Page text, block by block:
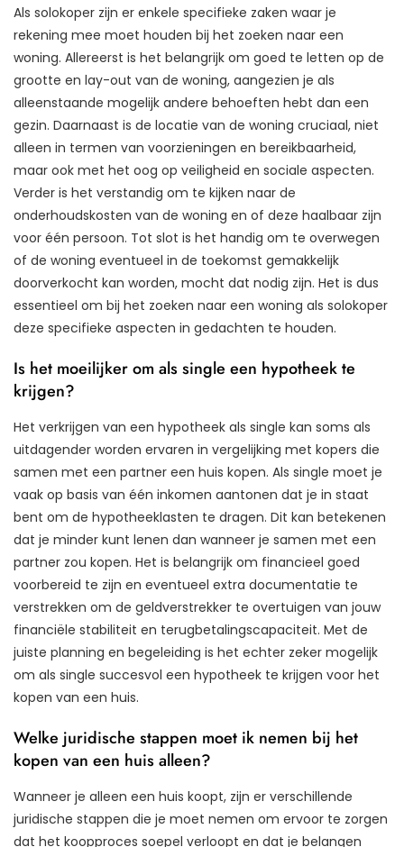
Als solokoper zijn er enkele specifieke zaken waar je
rekening mee moet houden bij het zoeken naar een
woning. Allereerst is het belangrijk om goed te letten op de
grootte en lay-out van de woning, aangezien je als
alleenstaande mogelijk andere behoeften hebt dan een
gezin. Daarnaast is de locatie van de woning cruciaal, niet
alleen in termen van voorzieningen en bereikbaarheid,
maar ook met het oog op veiligheid en sociale aspecten.
Verder is het verstandig om te kijken naar de
onderhoudskosten van de woning en of deze haalbaar zijn
voor één persoon. Tot slot is het handig om te overwegen
of de woning eventueel in de toekomst gemakkelijk
doorverkocht kan worden, mocht dat nodig zijn. Het is dus
essentieel om bij het zoeken naar een woning als solokoper
deze specifieke aspecten in gedachten te houden.
Is het moeilijker om als single een hypotheek te
krijgen?
Het verkrijgen van een hypotheek als single kan soms als
uitdagender worden ervaren in vergelijking met kopers die
samen met een partner een huis kopen. Als single moet je
vaak op basis van één inkomen aantonen dat je in staat
bent om de hypotheeklasten te dragen. Dit kan betekenen
dat je minder kunt lenen dan wanneer je samen met een
partner zou kopen. Het is belangrijk om financieel goed
voorbereid te zijn en eventueel extra documentatie te
verstrekken om de geldverstrekker te overtuigen van jouw
financiële stabiliteit en terugbetalingscapaciteit. Met de
juiste planning en begeleiding is het echter zeker mogelijk
om als single succesvol een hypotheek te krijgen voor het
kopen van een huis.
Welke juridische stappen moet ik nemen bij het
kopen van een huis alleen?
Wanneer je alleen een huis koopt, zijn er verschillende
juridische stappen die je moet nemen om ervoor te zorgen
dat het koopproces soepel verloopt en dat je belangen